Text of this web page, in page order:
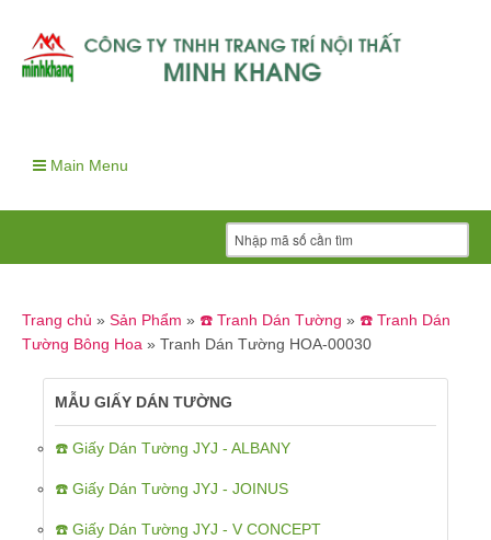
Main Menu
Trang chủ » Sản Phẩm » ☎️ Tranh Dán Tường » ☎️ Tranh Dán
Tường Bông Hoa » Tranh Dán Tường HOA-00030
MẪU GIẤY DÁN TƯỜNG
☎️ Giấy Dán Tường JYJ - ALBANY
☎️ Giấy Dán Tường JYJ - JOINUS
☎️ Giấy Dán Tường JYJ - V CONCEPT